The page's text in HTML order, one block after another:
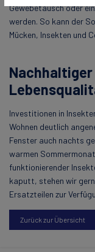
Zurück zur Übersicht
Gewebetausch oder
werden. So kann der
Mücken, Insekten und
Investitionen in
Wohnen deutlich
Fenster auch nachts
warmen
funktionierender
kaputt, stehen wir
Ersatzteilen zur